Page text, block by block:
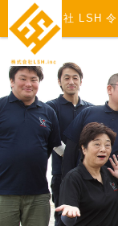
株式会社 LSH